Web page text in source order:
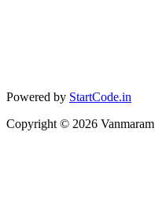
Powered by StartCode.in
Copyright © 2026 Vanmaram